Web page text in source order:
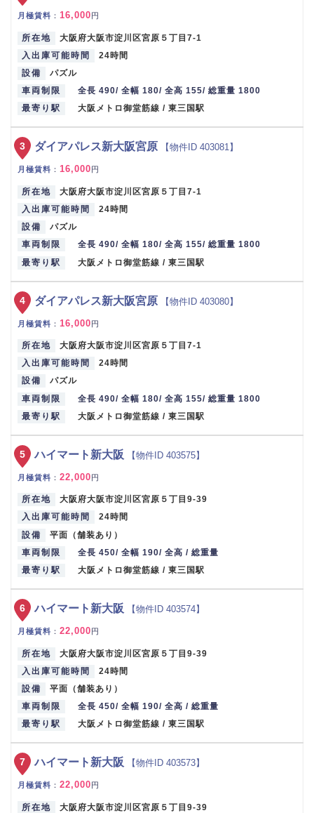
月極賃料 ： 16,000 円
所在地
大阪府大阪市淀川区宮原５丁目7-1
入出庫可能時間
24時間
設備
パズル
車両制限
全長 490/ 全幅 180/ 全高 155/ 総重量 1800
最寄り駅
大阪メトロ御堂筋線 / 東三国駅
ダイアパレス新大阪宮原 【物件ID 403081】
月極賃料 ： 16,000 円
所在地
大阪府大阪市淀川区宮原５丁目7-1
入出庫可能時間
24時間
設備
パズル
車両制限
全長 490/ 全幅 180/ 全高 155/ 総重量 1800
最寄り駅
大阪メトロ御堂筋線 / 東三国駅
3
ダイアパレス新大阪宮原 【物件ID 403080】
月極賃料 ： 16,000円
所在地
大阪府大阪市淀川区宮原５丁目7-1
入出庫可能時間
24時間
設備
パズル
車両制限
全長 490/ 全幅 180/ 全高 155/ 総重量 1800
最寄り駅
大阪メトロ御堂筋線 / 東三国駅
4
ハイマート新大阪 【物件ID 403575】
月極賃料 ： 22,000円
所在地
大阪府大阪市淀川区宮原５丁目9-39
入出庫可能時間
24時間
設備
平面（舗装あり）
車両制限
全長 450/ 全幅 190/ 全高 / 総重量
最寄り駅
大阪メトロ御堂筋線 / 東三国駅
5
ハイマート新大阪 【物件ID 403574】
月極賃料 ： 22,000円
所在地
大阪府大阪市淀川区宮原５丁目9-39
入出庫可能時間
24時間
設備
平面（舗装あり）
車両制限
全長 450/ 全幅 190/ 全高 / 総重量
最寄り駅
大阪メトロ御堂筋線 / 東三国駅
6
ハイマート新大阪 【物件ID 403573】
月極賃料 ： 22,000 円
所在地
大阪府大阪市淀川区宮原５丁目9-39
7